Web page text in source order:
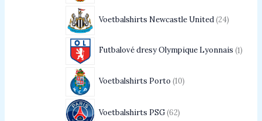
Voetbalshirts Newcastle United 24
Futbalové dresy Olympique Lyonnais 1
Voetbalshirts Porto 10
Voetbalshirts PSG 62